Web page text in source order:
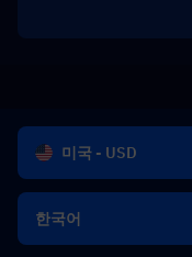
미국 - USD
한국어